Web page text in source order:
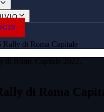
Rally di Roma Capitale
di Roma Capitale 2022.
di Roma